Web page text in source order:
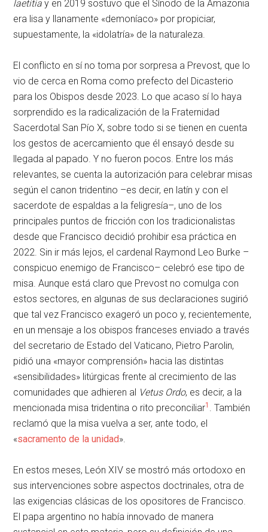
laetitia y en 2019 sostuvo que el Sínodo de la Amazonia
era lisa y llanamente «demoníaco» por propiciar,
supuestamente, la «idolatría» de la naturaleza.
El conflicto en sí no toma por sorpresa a Prevost, que lo
vio de cerca en Roma como prefecto del Dicasterio
para los Obispos desde 2023. Lo que acaso sí lo haya
sorprendido es la radicalización de la Fraternidad
Sacerdotal San Pío X, sobre todo si se tienen en cuenta
los gestos de acercamiento que él ensayó desde su
llegada al papado. Y no fueron pocos. Entre los más
relevantes, se cuenta la autorización para celebrar misas
según el canon tridentino –es decir, en latín y con el
sacerdote de espaldas a la feligresía–, uno de los
principales puntos de fricción con los tradicionalistas
desde que Francisco decidió prohibir esa práctica en
2022. Sin ir más lejos, el cardenal Raymond Leo Burke –
conspicuo enemigo de Francisco– celebró ese tipo de
misa. Aunque está claro que Prevost no comulga con
estos sectores, en algunas de sus declaraciones sugirió
que tal vez Francisco exageró un poco y, recientemente,
en un mensaje a los obispos franceses enviado a través
del secretario de Estado del Vaticano, Pietro Parolin,
pidió una «mayor comprensión» hacia las distintas
«sensibilidades» litúrgicas frente al crecimiento de las
comunidades que adhieren al Vetus Ordo, es decir, a la
mencionada misa tridentina o rito preconciliar1
. También
reclamó que la misa vuelva a ser, ante todo, el
«sacramento de la unidad».
En estos meses, León XIV se mostró más ortodoxo en
sus intervenciones sobre aspectos doctrinales, otra de
las exigencias clásicas de los opositores de Francisco.
El papa argentino no había innovado de manera